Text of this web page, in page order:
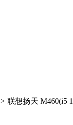
> 联想扬天 M460(i5